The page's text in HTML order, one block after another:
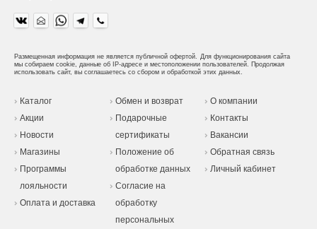
Размещенная информация не является публичной офертой. Для функционирования сайта
мы собираем cookie, данные об IP-адресе и местоположении пользователей. Продолжая
использовать сайт, вы соглашаетесь со сбором и обработкой этих данных.
Каталог
Акции
Новости
Магазины
Программы
лояльности
Оплата и доставка
Обмен и возврат
Подарочные
сертификаты
Положение об
обработке данных
Согласие на
обработку
персональных
О компании
Контакты
Вакансии
Обратная связь
Личный кабинет